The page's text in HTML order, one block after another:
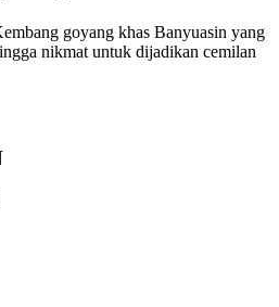
goyang khas Banyuasin yang
nikmat untuk dijadikan cemilan